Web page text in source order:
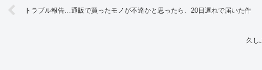
トラブル報告…通販で買ったモノが不達かと思ったら、20日遅れで届いた件
久し